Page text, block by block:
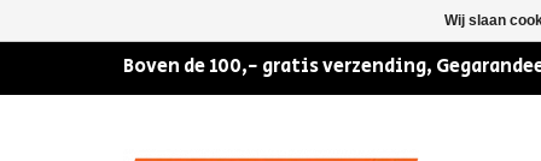
Boven de 100,- gratis verzending,
Wij slaan